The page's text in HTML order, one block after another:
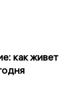
как живет